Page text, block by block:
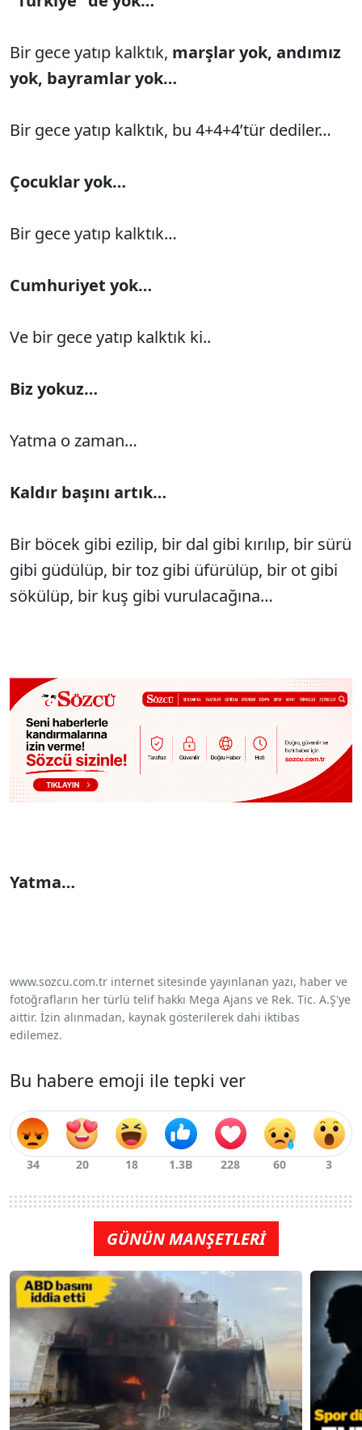
Bir gece yatıp kalktık, marşlar yok, andımız
yok, bayramlar yok…
Bir gece yatıp kalktık, bu 4+4+4’tür dediler…
Çocuklar yok…
Bir gece yatıp kalktık…
Cumhuriyet yok…
Ve bir gece yatıp kalktık ki..
Biz yokuz…
Yatma o zaman…
Kaldır başını artık…
Bir böcek gibi ezilip, bir dal gibi kırılıp, bir sürü
gibi güdülüp, bir toz gibi üfürülüp, bir ot gibi
sökülüp, bir kuş gibi vurulacağına…
Yatma…
www.sozcu.com.tr internet sitesinde yayınlanan yazı, haber ve
fotoğrafların her türlü telif hakkı Mega Ajans ve Rek. Tic. A.Ş'ye
aittir. İzin alınmadan, kaynak gösterilerek dahi iktibas
edilemez.
Bu habere emoji ile tepki ver
GÜNÜN MANŞETLERİ